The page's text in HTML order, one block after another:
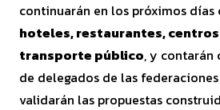
continuarán en los próximos días
hoteles, restaurantes,
transporte público, y contarán
de delegados de las
validarán las propuestas